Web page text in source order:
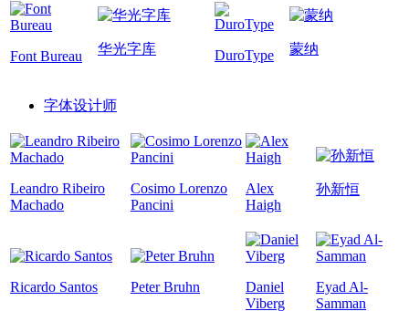
Font Bureau 华光字库 DuroType 蒙纳
字体设计师
Leandro Ribeiro
Machado
Cosimo Lorenzo
Pancini
Alex
Haigh
孙新恒
Ricardo Santos Peter Bruhn
Daniel
Viberg
Eyad Al-
Samman